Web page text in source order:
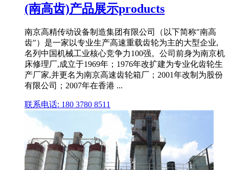
(南高齿)产品展示products
南京高精传动设备制造集团有限公司（以下简称"南高
齿"）是一家以专业生产高速重载齿轮为主的大型企业,
名列中国机械工业核心竞争力100强。公司前身为南京机
床修理厂,成立于1969年；1976年改扩建为专业化齿轮生
产厂家,并更名为南京高速齿轮箱厂；2001年改制为股份
有限公司；2007年在香港 ...
联系电话: 180 3780 8511